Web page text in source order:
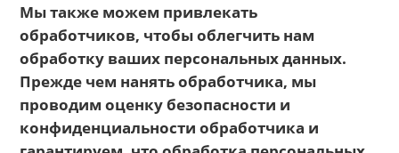
Мы также можем привлекать
обработчиков, чтобы облегчить нам
обработку ваших персональных данных.
Прежде чем нанять обработчика, мы
проводим оценку безопасности и
конфиденциальности обработчика и